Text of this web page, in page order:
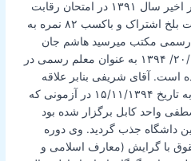
درجه اعلی فارغ شده است. او در اخیر سال ۱۳۹۱ در امتحان رقابت
آزاد معلمین ریاست معارف و لایت بلخ اشتراک و باکسب ۸۲ نمره به
عنوان معلم رسمی مکتب میرسید هاشم جان
ولسوالی زارع تقرر و الی تاریخ ۲۰/۱/ ۱۳۹۴ به عنوان معلم رسمی در
است. آقای شریفی بنابر علاقه
خاص که به ادامه تحصیل داشت به تاریخ ۱۵/۱۱/۱۳۹۴ در آزمونی که
واحد کابل برگزار شده بود
داشگاه جذب گردید. وی دوره
با گرایش (معارف اسلامی و